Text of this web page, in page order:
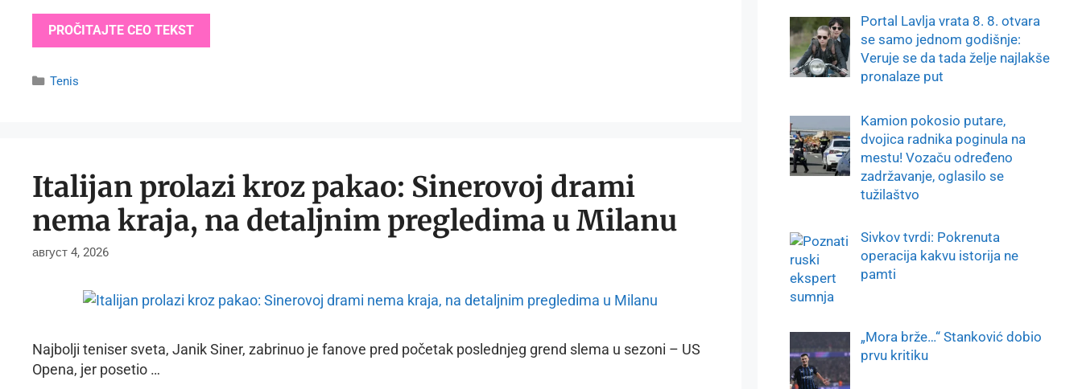
PROČITAJTE CEO TEKST
Categories
Tenis
Italijan prolazi kroz pakao: Sinerovoj drami
nema kraja, na detaljnim pregledima u Milanu
август 4, 2026
Najbolji teniser sveta, Janik Siner, zabrinuo je fanove pred početak poslednjeg grend slema u sezoni – US
Opena, jer posetio …
Portal Lavlja vrata 8. 8. otvara
se samo jednom godišnje:
Veruje se da tada želje najlakše
pronalaze put
Kamion pokosio putare,
dvojica radnika poginula na
mestu! Vozaču određeno
zadržavanje, oglasilo se
tužilaštvo
Sivkov tvrdi: Pokrenuta
operacija kakvu istorija ne
pamti
„Mora brže…“ Stanković dobio
prvu kritiku